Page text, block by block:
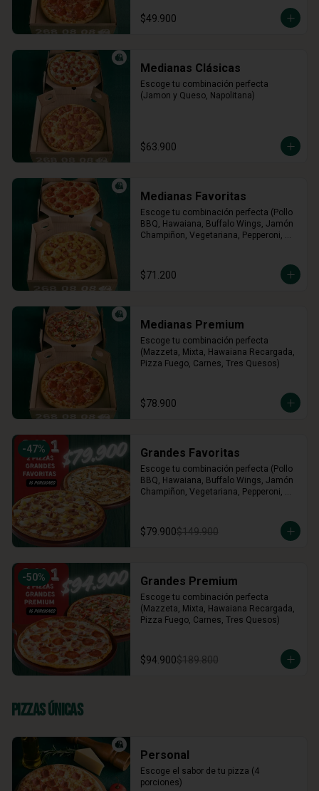
$49.900
Medianas Clásicas
Escoge tu combinación perfecta
(Jamon y Queso, Napolitana)
$63.900
Medianas Favoritas
Escoge tu combinación perfecta (Pollo
BBQ, Hawaiana, Buffalo Wings, Jamón
Champiñon, Vegetariana, Pepperoni,
$71.200
Medianas Premium
Escoge tu combinación perfecta
(Mazzeta, Mixta, Hawaiana Recargada,
Pizza Fuego, Carnes, Tres Quesos)
$78.900
-47% Grandes Favoritas
Escoge tu combinación perfecta (Pollo
BBQ, Hawaiana, Buffalo Wings, Jamón
Champiñon, Vegetariana, Pepperoni,
$79.900$149.900
-50% Grandes Premium
Escoge tu combinación perfecta
(Mazzeta, Mixta, Hawaiana Recargada,
Pizza Fuego, Carnes, Tres Quesos)
$94.900$189.800
Pizzas Únicas
Personal
Escoge el sabor de tu pizza (4
porciones)